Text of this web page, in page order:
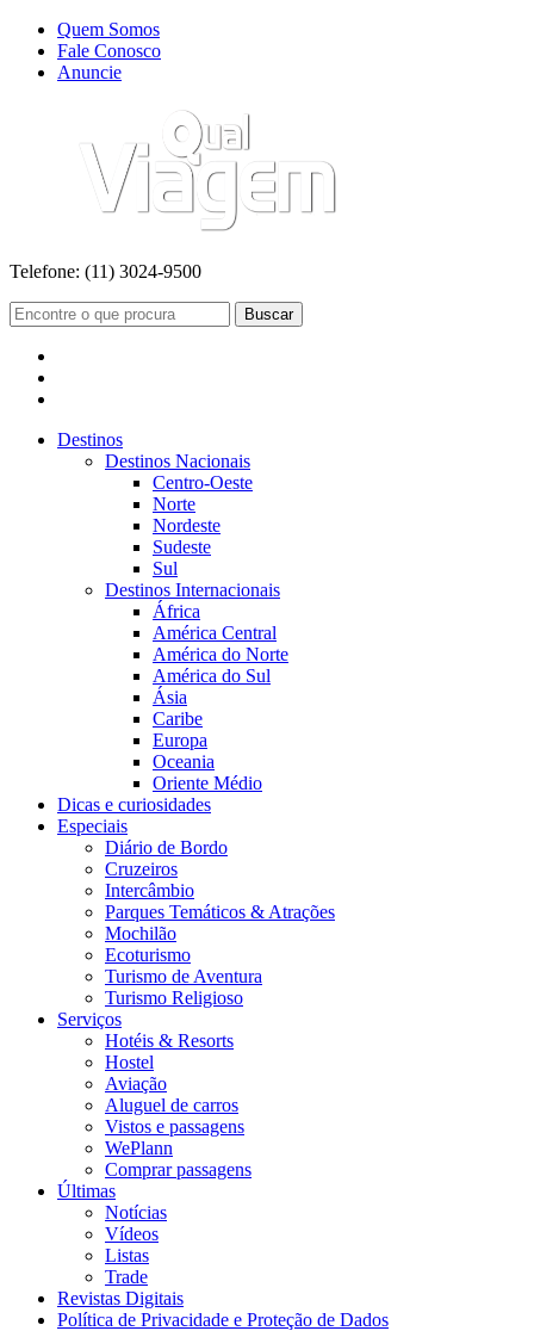
Quem Somos
Fale Conosco
Anuncie
Telefone: (11) 3024-9500
Buscar
Destinos
Destinos Nacionais
Centro-Oeste
Norte
Nordeste
Sudeste
Sul
Destinos Internacionais
África
América Central
América do Norte
América do Sul
Ásia
Caribe
Europa
Oceania
Oriente Médio
Dicas e curiosidades
Especiais
Diário de Bordo
Cruzeiros
Intercâmbio
Parques Temáticos & Atrações
Mochilão
Ecoturismo
Turismo de Aventura
Turismo Religioso
Serviços
Hotéis & Resorts
Hostel
Aviação
Aluguel de carros
Vistos e passagens
WePlann
Comprar passagens
Últimas
Notícias
Vídeos
Listas
Trade
Revistas Digitais
Política de Privacidade e Proteção de Dados